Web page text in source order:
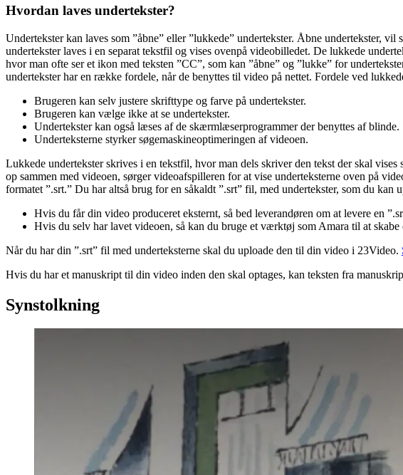
Hvordan laves undertekster?
Undertekster kan laves som ”åbne” eller ”lukkede” undertekster. Åbne undertekster,
undertekster laves i en separat tekstfil og vises ovenpå videobilledet. De lukkede
hvor man ofte ser et ikon med teksten ”CC”, som kan ”åbne” og ”lukke” for
undertekster har en række fordele, når de benyttes til video på nettet. Fordele ved
Brugeren kan selv justere skrifttype og farve på undertekster.
Brugeren kan vælge ikke at se undertekster.
Undertekster kan også læses af de skærmlæserprogrammer der benyttes af blinde.
Underteksterne styrker søgemaskineoptimeringen af videoen.
Lukkede undertekster skrives i en tekstfil, hvor man dels skriver den tekst der skal
op sammen med videoen, sørger videoafspilleren for at vise underteksterne oven på
formatet ”.srt.” Du har altså brug for en såkaldt ”.srt” fil, med undertekster, som du
Hvis du får din video produceret eksternt, så bed leverandøren om at levere en
Hvis du selv har lavet videoen, så kan du bruge et værktøj som Amara til at
Når du har din ”.srt” fil med underteksterne skal du uploade den til din video i 23Video.
Hvis du har et manuskript til din video inden den skal optages, kan teksten fra
Synstolkning